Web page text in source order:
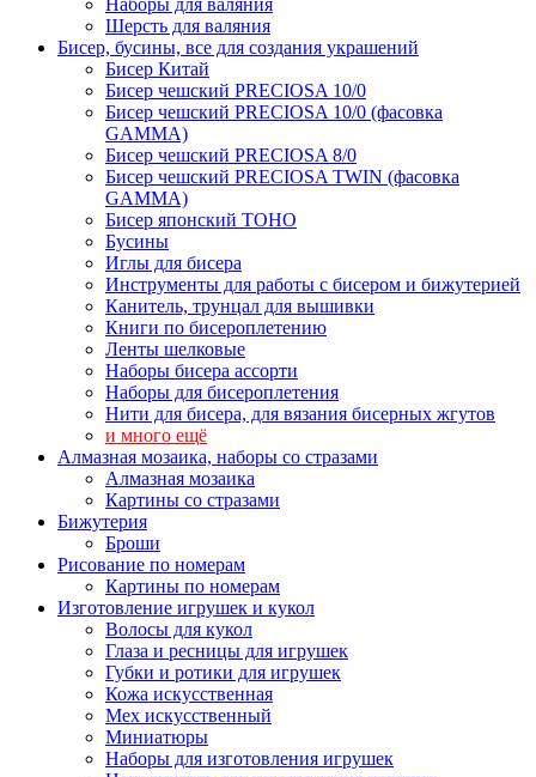
Наборы для валяния
Шерсть для валяния
Бисер, бусины, все для создания украшений
Бисер Китай
Бисер чешский PRECIOSA 10/0
Бисер чешский PRECIOSA 10/0 (фасовка
GAMMA)
Бисер чешский PRECIOSA 8/0
Бисер чешский PRECIOSA TWIN (фасовка
GAMMA)
Бисер японский TOHO
Бусины
Иглы для бисера
Инструменты для работы с бисером и бижутерией
Канитель, трунцал для вышивки
Книги по бисероплетению
Ленты шелковые
Наборы бисера ассорти
Наборы для бисероплетения
Нити для бисера, для вязания бисерных жгутов
и много ещё
Алмазная мозаика, наборы со стразами
Алмазная мозаика
Картины co стразами
Бижутерия
Броши
Рисование по номерам
Картины по номерам
Изготовление игрушек и кукол
Волосы для кукол
Глаза и ресницы для игрушек
Губки и ротики для игрушек
Кожа искусственная
Мех искусственный
Миниатюры
Наборы для изготовления игрушек